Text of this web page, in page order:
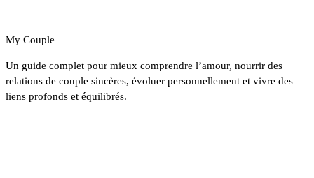
My Couple
Un guide complet pour mieux comprendre l’amour, nourrir des
relations de couple sincères, évoluer personnellement et vivre des
liens profonds et équilibrés.